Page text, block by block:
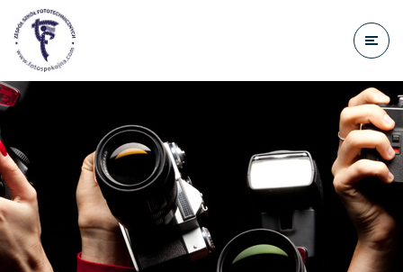
treści